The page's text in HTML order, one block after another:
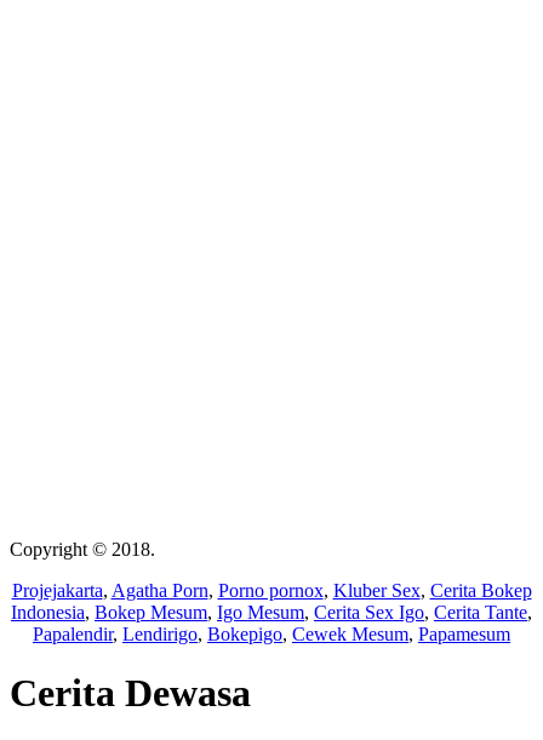
Copyright © 2018.
Projejakarta, Agatha Porn, Porno pornox, Kluber Sex, Cerita Bokep
Indonesia, Bokep Mesum, Igo Mesum, Cerita Sex Igo, Cerita Tante,
Papalendir, Lendirigo, Bokepigo, Cewek Mesum, Papamesum
Cerita Dewasa